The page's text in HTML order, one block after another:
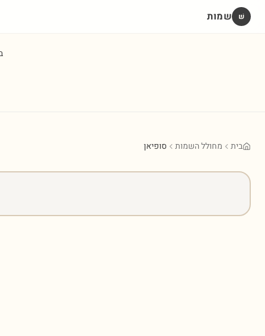
שׁ שמות
בית מחולל השמות סופיאן